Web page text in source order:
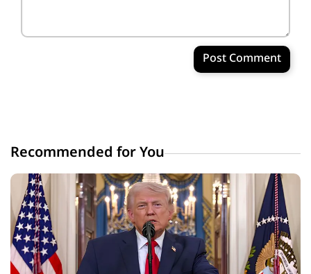
Post Comment
Recommended for You